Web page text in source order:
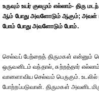
உருவும் உயர் குலமும் எல்லாம்- திரு
ஆம் போது அவளோடும் ஆகும்; அவள்
போம் போது அவளோடும் போம்.
செல்வப் பேற்றைத் திருமகள்
ஒருவனிடம் வந்தால், சுற்றத்தார்
வானளாவிய செல்வம் பெருகும்.
போற்றப்படுவான். திருமகள்